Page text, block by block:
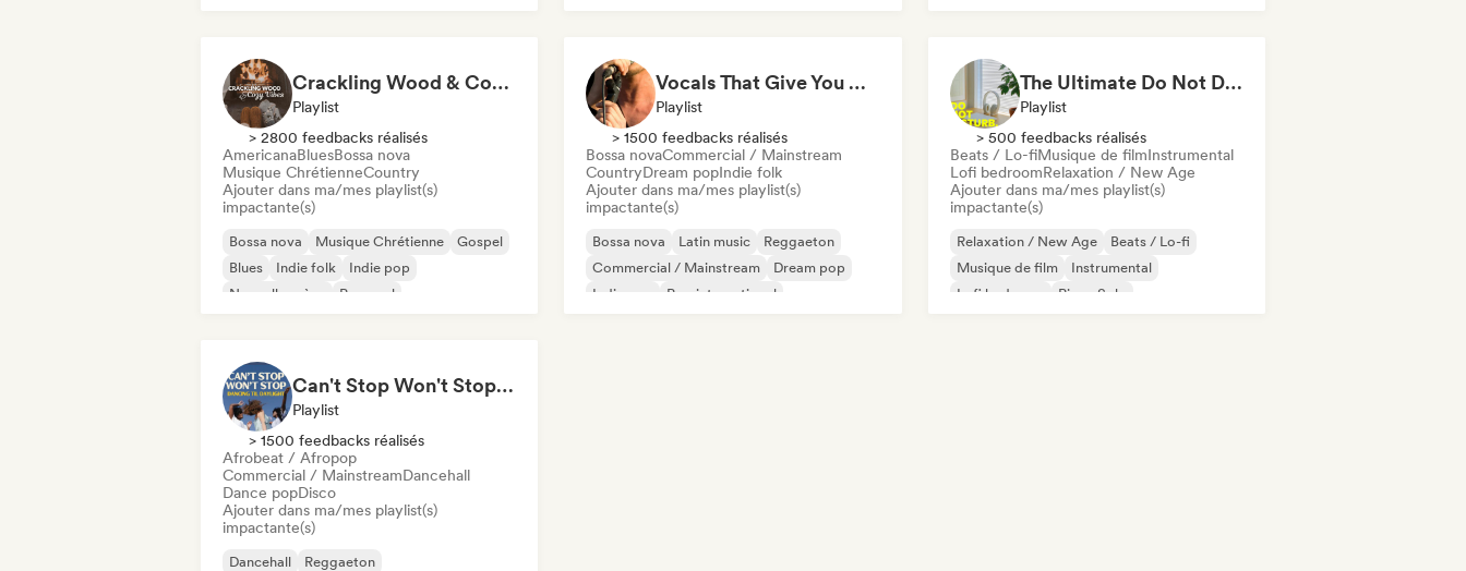
Crackling Wood & Cozy Vibes 🔥 Singer-Songwriter, Dream Pop & Bedroom Pop
Playlist
> 2800 feedbacks réalisés
AmericanaBluesBossa nova
Musique ChrétienneCountry
Ajouter dans ma/mes playlist(s)
impactante(s)
Bossa nova Musique Chrétienne
Gospel
Blues
Indie folk
Indie pop
Nouvelle scène
Pop soul
Vocals That Give You Chills
Playlist
> 1500 feedbacks réalisés
Bossa novaCommercial / Mainstream
CountryDream popIndie folk
Ajouter dans ma/mes playlist(s)
impactante(s)
Bossa nova Latin music
Reggaeton
Commercial / Mainstream
Dream pop
Indie pop
Pop international
The Ultimate Do Not Disturb Playlist 🔕 Neo-Classical & Ambient Piano
Playlist
> 500 feedbacks réalisés
Beats / Lo-fiMusique de filmInstrumental
Lofi bedroomRelaxation / New Age
Ajouter dans ma/mes playlist(s)
impactante(s)
Relaxation / New Age
Beats / Lo-fi
Musique de film
Instrumental
Lofi bedroom
Piano Solo
Can't Stop Won't Stop 🪩 Electropop, Dance-Pop & Nu Disco
Playlist
> 1500 feedbacks réalisés
Afrobeat / Afropop
Commercial / MainstreamDancehall
Dance popDisco
Ajouter dans ma/mes playlist(s)
impactante(s)
Dancehall
Reggaeton